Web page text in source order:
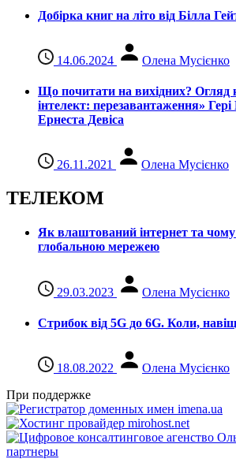
Добірка книг на літо від Білла
14.06.2024 Олена Мусієнко
Що почитати на вихідних?
інтелект: перезавантаження»
Ернеста Девіса
26.11.2021 Олена Мусієнко
ТЕЛЕКОМ
Як влаштований інтернет та чому
глобальною мережею
29.03.2023 Олена Мусієнко
Стрибок від 5G до 6G. Коли,
18.08.2022
Олена Мусієнко
При поддержке